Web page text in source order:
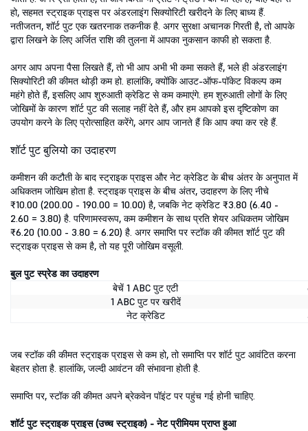
हो, सहमत स्ट्राइक प्राइस पर अंडरलाइंग सिक्योरिटी खरीदने के लिए बाध्य हैं.
नतीजतन, शॉर्ट पुट एक खतरनाक तकनीक है. अगर सुरक्षा अचानक गिरती है, तो आपके
द्वारा लिखने के लिए अर्जित राशि की तुलना में आपका नुकसान काफी हो सकता है.
अगर आप अपना पैसा लिखते हैं, तो भी आप अभी भी कमा सकते हैं, भले ही अंडरलाइंग
सिक्योरिटी की कीमत थोड़ी कम हो. हालांकि, क्योंकि आउट-ऑफ-पॉकेट विकल्प कम
महंगे होते हैं, इसलिए आप शुरुआती क्रेडिट से कम कमाएंगे. हम शुरुआती लोगों के लिए
जोखिमों के कारण शॉर्ट पुट की सलाह नहीं देते हैं, और हम आपको इस दृष्टिकोण का
उपयोग करने के लिए प्रोत्साहित करेंगे, अगर आप जानते हैं कि आप क्या कर रहे हैं.
शॉर्ट पुट बुलियो का उदाहरण
कमीशन की कटौती के बाद स्ट्राइक प्राइस और नेट क्रेडिट के बीच अंतर के अनुपात में
अधिकतम जोखिम होता है. स्ट्राइक प्राइस के बीच अंतर, उदाहरण के लिए नीचे
₹10.00 (200.00 - 190.00 = 10.00) है, जबकि नेट क्रेडिट ₹3.80 (6.40 -
2.60 = 3.80) है. परिणामस्वरूप, कम कमीशन के साथ प्रति शेयर अधिकतम जोखिम
₹6.20 (10.00 - 3.80 = 6.20) है. अगर समाप्ति पर स्टॉक की कीमत शॉर्ट पुट की
स्ट्राइक प्राइस से कम है, तो यह पूरी जोखिम वसूली.
बुल पुट स्प्रेड का उदाहरण
बेचें 1 ABC पुट एटी
1 ABC पुट पर खरीदें
नेट क्रेडिट
जब स्टॉक की कीमत स्ट्राइक प्राइस से कम हो, तो समाप्ति पर शॉर्ट पुट आवंटित करना
बेहतर होता है. हालांकि, जल्दी आवंटन की संभावना होती है.
समाप्ति पर, स्टॉक की कीमत अपने ब्रेकवेन पॉइंट पर पहुंच गई होनी चाहिए.
शॉर्ट पुट स्ट्राइक प्राइस (उच्च स्ट्राइक) - नेट प्रीमियम प्राप्त हुआ